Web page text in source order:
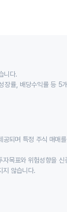
니다.
장률, 배당수익률 등 5
되며 특정 주식 매매
목표와 위험성향을
지 않습니다.